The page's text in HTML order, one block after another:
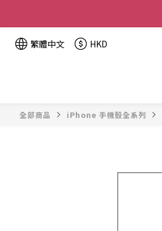
繁體中文 HKD
全部商品 iPhone 手機殼全系列